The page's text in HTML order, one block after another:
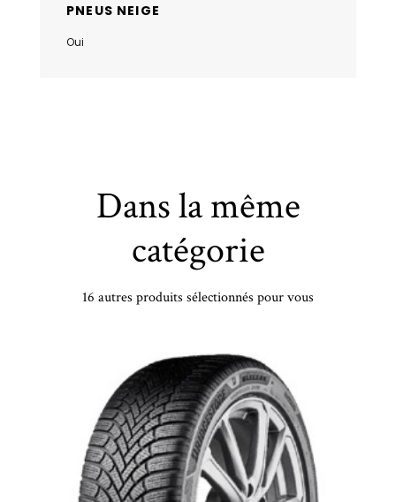
PNEUS NEIGE
Oui
Dans la même
catégorie
16 autres produits sélectionnés pour vous